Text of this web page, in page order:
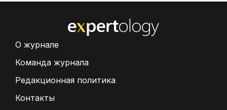
О журнале
Команда журнала
Редакционная политика
Контакты